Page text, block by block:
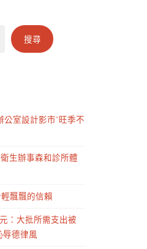
搜尋
室設計影市“旺季不
生辦事森和診所體
飄飄的信賴
：大批所需支出被
辱德律風